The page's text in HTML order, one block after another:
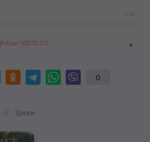
0:00
Kaur (00:03:21)
0
Треки